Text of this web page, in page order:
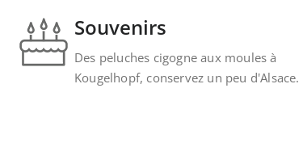
Souvenirs
Des peluches cigogne aux moules à
Kougelhopf, conservez un peu d'Alsace.